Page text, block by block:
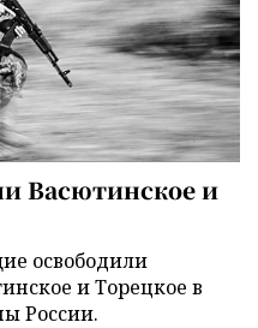
Васютинское и
освободили
и Торецкое в
России.